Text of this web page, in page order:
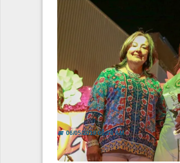
Disfrutan miles de las
📅06/05/2019 06:26 AM